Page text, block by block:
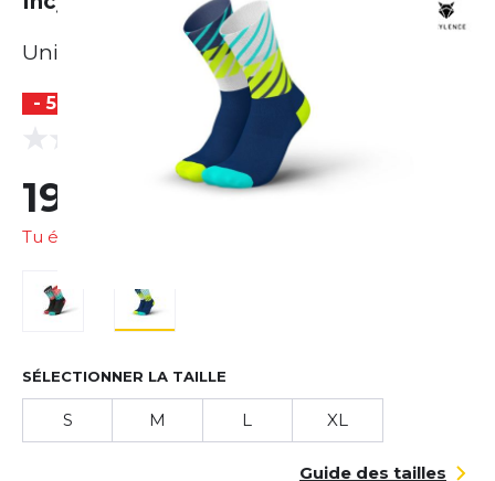
Unisexe
- 5 %
(0 Avis)
19,15 € 20,17 €
Tu économises
SÉLECTIONNER LA TAILLE
S M L XL
Guide des tailles